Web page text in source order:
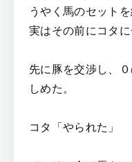
うやく馬のセットを
実はその前にコタ
先に豚を交渉し、
しめた。
コタ「やられた」